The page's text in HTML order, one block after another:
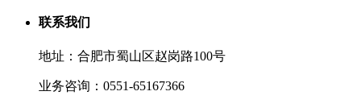
联系我们
地址：合肥市蜀山区赵岗路100号
业务咨询：0551-65167366